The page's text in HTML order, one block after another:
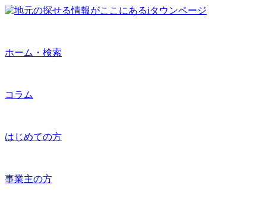
ホーム・検索
コラム
はじめての方
事業主の方